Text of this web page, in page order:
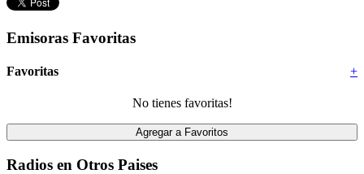
Emisoras Favoritas
+
Favoritas
No tienes favoritas!
Radios en Otros Paises